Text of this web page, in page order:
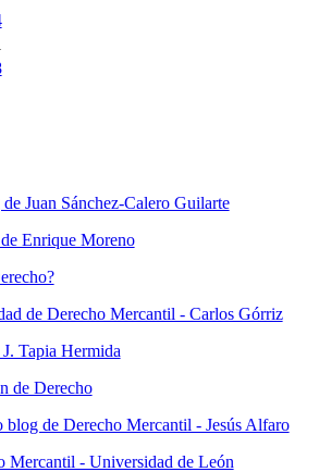
Juan Sánchez-Calero Guilarte
Enrique Moreno
de Derecho Mercantil - Carlos Górriz
Tapia Hermida
de Derecho
blog de Derecho Mercantil - Jesús Alfaro
Mercantil - Universidad de León